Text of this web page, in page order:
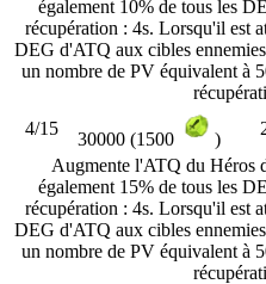
également 10% de tous les
récupération : 4s. Lorsqu'il est
DEG d'ATQ aux cibles
un nombre de PV équivalent à
4/15
30000 (1500 )
Augmente l'ATQ du Héros
également 15% de tous les
récupération : 4s. Lorsqu'il est
DEG d'ATQ aux cibles
un nombre de PV équivalent à